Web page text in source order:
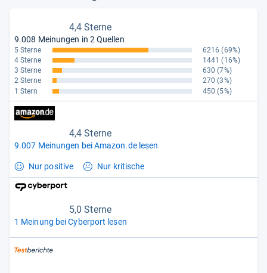
4,4 Sterne
9.008 Meinungen in 2 Quellen
5 Sterne 6216 (69%)
4 Sterne
1441 (16%)
3 Sterne
630 (7%)
2 Sterne
270 (3%)
1 Stern
450 (5%)
4,4 Sterne
9.007 Meinungen bei Amazon.de lesen
Nur positive Nur kritische
5,0 Sterne
1 Meinung bei Cyberport lesen